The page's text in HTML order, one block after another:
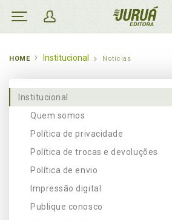
HOME Institucional Notícias
Institucional
Quem somos
Política de privacidade
Política de trocas e devoluções
Política de envio
Impressão digital
Publique conosco